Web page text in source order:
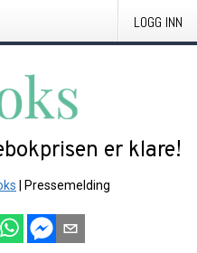
LOGG INN
er klare!
Pressemelding